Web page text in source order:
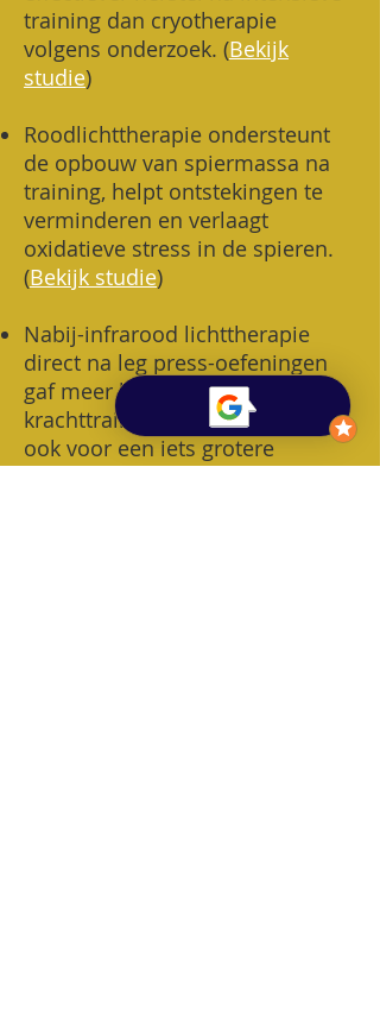
training dan cryotherapie
volgens onderzoek. (Bekijk
studie)
Roodlichttherapie ondersteunt
de opbouw van spiermassa na
training, helpt ontstekingen te
verminderen en verlaagt
oxidatieve stress in de spieren.
(Bekijk studie)
Nabij-infrarood lichttherapie
direct na leg press-oefeningen
gaf meer krachttoename dan
krachttraining alleen en zorgde
ook voor een iets grotere